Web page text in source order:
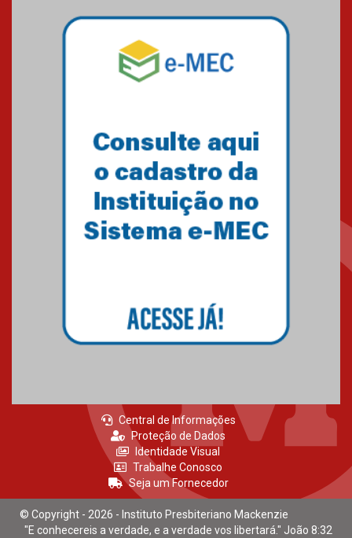
04.08.2026
Mackenzie recepciona os
calouros do segundo semestre
Como o Colégio Mackenzie
Brasília prepara seus
estudantes para o PAS antes
mesmo do Ensino Médio
04.08.2026
Central de Informações
Proteção de Dados
Identidade Visual
Trabalhe Conosco
Seja um Fornecedor
© Copyright - 2026 - Instituto Presbiteriano Mackenzie
"E conhecereis a verdade, e a verdade vos libertará." João 8:32